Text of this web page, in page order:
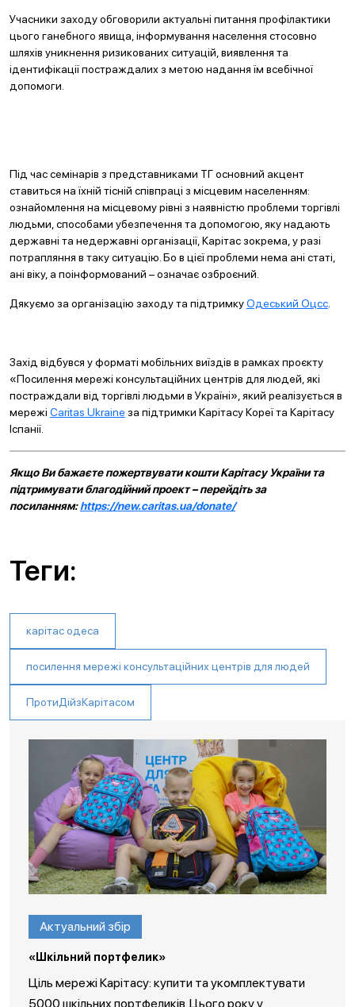
Учасники заходу обговорили актуальні питання профілактики
цього ганебного явища, інформування населення стосовно
шляхів уникнення ризикованих ситуацій, виявлення та
ідентифікації постраждалих з метою надання їм всебічної
допомоги.
Під час семінарів з представниками ТГ основний акцент
ставиться на їхній тісній співпраці з місцевим населенням:
ознайомлення на місцевому рівні з наявністю проблеми торгівлі
людьми, способами убезпечення та допомогою, яку надають
державні та недержавні організації, Карітас зокрема, у разі
потрапляння в таку ситуацію. Бо в цієї проблеми нема ані статі,
ані віку, а поінформований – означає озброєний.
Дякуємо за організацію заходу та підтримкуОдеський Оцсс
Захід відбувся у форматі мобільних виїздів в рамках проєкту
«Посилення мережі консультаційних центрів для людей, які
постраждали від торгівлі людьми в Україні», який реалізується в
мережі Caritas Ukraine за підтримки Карітасу Кореї та Карітасу
Іспанії.
Якщо Ви бажаєте пожертвувати кошти Карітасу України та
підтримувати благодійний проект – перейдіть за
посиланням:https://new.caritas.ua/donate/
Теги:
карітас одеса
посилення мережі консультаційних центрів для людей
ПротиДійзКарітасом
Актуальний збір
«Шкільний портфелик»
Ціль мережі Карітасу: купити та укомплектувати
5000 шкільних портфеликів. Цього року у